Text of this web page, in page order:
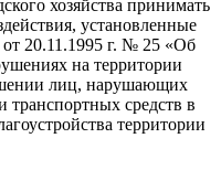
хозяйства принимать
установленные
от 20.11.1995 г. № 25 «Об
на территории
лиц, нарушающих
транспортных средств в
территории